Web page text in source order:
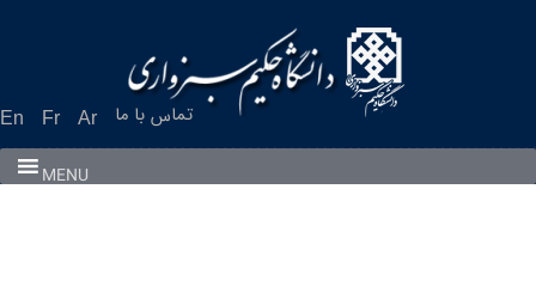
En Fr Ar تماس با ما
MENU